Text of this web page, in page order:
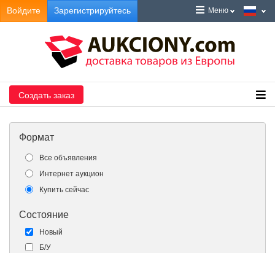
Войдите Зарегистрируйтесь Меню
Создать заказ
Формат
Все объявления
Интернет аукцион
Купить сейчас
Состояние
Новый
Б/У